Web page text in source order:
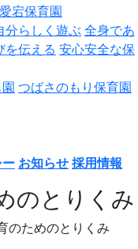
分らしく遊ぶ全身であ
を伝える 安心安全な保
つばさのもり保育園
お知らせ採用情報
のとりくみ
のためのとりくみ